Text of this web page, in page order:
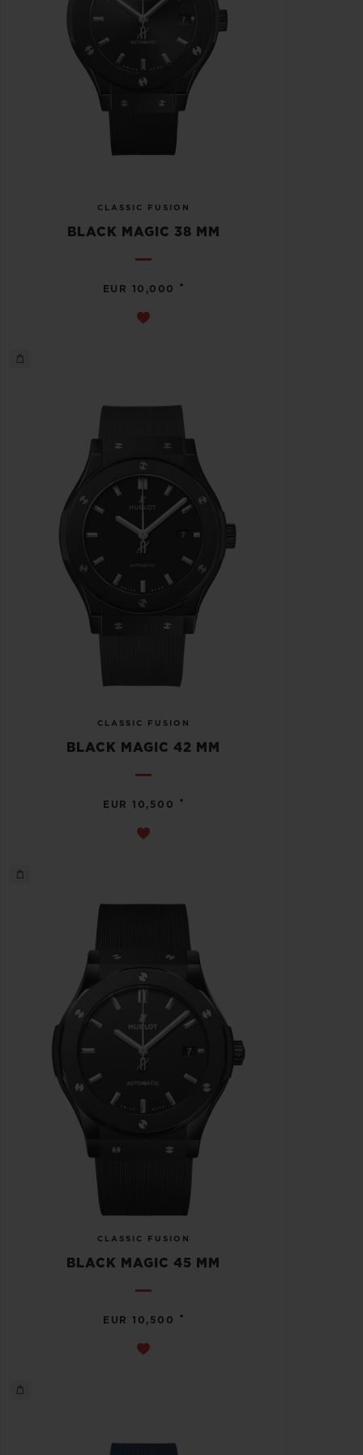
CLASSIC FUSION
BLACK MAGIC 38 MM
EUR 10,000 •
CLASSIC FUSION
BLACK MAGIC 42 MM
EUR 10,500 •
CLASSIC FUSION
BLACK MAGIC 45 MM
EUR 10,500 •